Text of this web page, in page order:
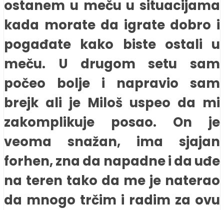
ostanem u meču u situacijama
kada morate da igrate dobro i
pogađate kako biste ostali u
meču. U drugom setu sam
počeo bolje i napravio sam
brejk ali je Miloš uspeo da mi
zakomplikuje posao. On je
veoma snažan, ima sjajan
forhen, zna da napadne i da uđe
na teren tako da me je naterao
da mnogo trčim i radim za ovu